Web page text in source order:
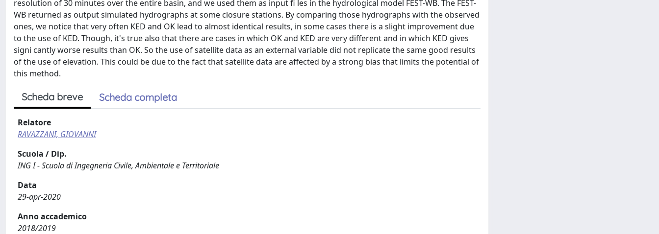
resolution of 30 minutes over the entire basin, and we used them as input fi les in the hydrological model FEST-WB. The FEST-
WB returned as output simulated hydrographs at some closure stations. By comparing those hydrographs with the observed
ones, we notice that very often KED and OK lead to almost identical results, in some cases there is a slight improvement due
to the use of KED. Though, it's true also that there are cases in which OK and KED are very different and in which KED gives
signi cantly worse results than OK. So the use of satellite data as an external variable did not replicate the same good results
of the use of elevation. This could be due to the fact that satellite data are affected by a strong bias that limits the potential of
this method.
Scheda breve Scheda completa
Relatore
RAVAZZANI, GIOVANNI
Scuola / Dip.
ING I - Scuola di Ingegneria Civile, Ambientale e Territoriale
Data
29-apr-2020
Anno accademico
2018/2019